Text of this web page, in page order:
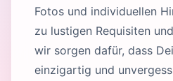
Fotos und individuellen
zu lustigen Requisiten
wir sorgen dafür, dass
einzigartig und